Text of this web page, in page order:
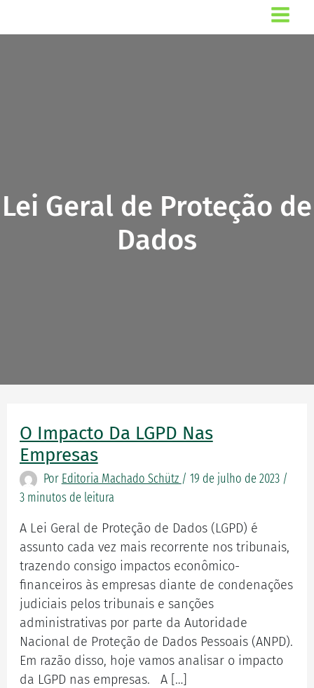
Lei Geral de Proteção de
Dados
O Impacto Da LGPD Nas
Empresas
Por Editoria Machado Schütz / 19 de julho de 2023/
3 minutos de leitura
A Lei Geral de Proteção de Dados (LGPD) é
assunto cada vez mais recorrente nos tribunais,
trazendo consigo impactos econômico-
financeiros às empresas diante de condenações
judiciais pelos tribunais e sanções
administrativas por parte da Autoridade
Nacional de Proteção de Dados Pessoais (ANPD).
Em razão disso, hoje vamos analisar o impacto
da LGPD nas empresas. A […]
O
impacto
da
LGPD
nas
empresas